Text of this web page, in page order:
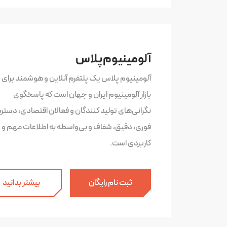
آلومینیوم پلاس
آلومینیوم پلاس یک پلتفرم آنلاین و هوشمند
بازار آلومینیوم ایران و جهان است که پاسخگوی
نگرانی‌های تولید کنندگان و فعالان اقتصادی،
فوری، دقیق، شفاف و بی‌واسطه به اطلاعات مهم و
کاربردی است.
ثبت نام رایگان بیشتر بدانید